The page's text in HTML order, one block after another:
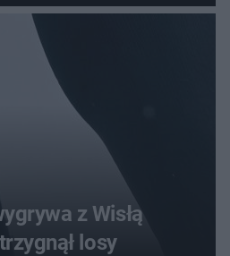
stadionie
z Wisłą
losy